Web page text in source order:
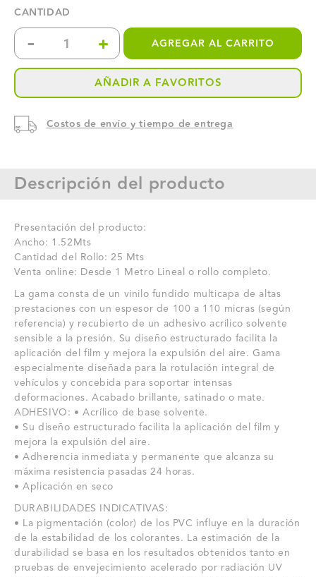
Descripción del producto
Presentación del producto:
Ancho: 1.52Mts
Cantidad del Rollo: 25 Mts
Venta online: Desde 1 Metro Lineal o rollo completo.
La gama consta de un vinilo fundido multicapa de altas
prestaciones con un espesor de 100 a 110 micras (según
referencia) y recubierto de un adhesivo acrílico solvente
sensible a la presión. Su diseño estructurado facilita la
aplicación del film y mejora la expulsión del aire. Gama
especialmente diseñada para la rotulación integral de
vehículos y concebida para soportar intensas
deformaciones. Acabado brillante, satinado o mate.
ADHESIVO: • Acrílico de base solvente.
• Su diseño estructurado facilita la aplicación del film y
mejora la expulsión del aire.
• Adherencia inmediata y permanente que alcanza su
máxima resistencia pasadas 24 horas.
• Aplicación en seco
DURABILIDADES INDICATIVAS:
• La pigmentación (color) de los PVC influye en la duración
de la estabilidad de los colorantes. La estimación de la
durabilidad se basa en los resultados obtenidos tanto en
pruebas de envejecimiento acelerado por radiación UV
CANTIDAD
Reducir
cantidad
WRAP
PINK
HEXIS
HX20PCAB
-
Aumentar
cantidad
WRAP
PINK
HX20PCAB
+ AGREGAR AL CARRITO
AÑADIR A FAVORITOS
Costos de envío y tiempo de entrega